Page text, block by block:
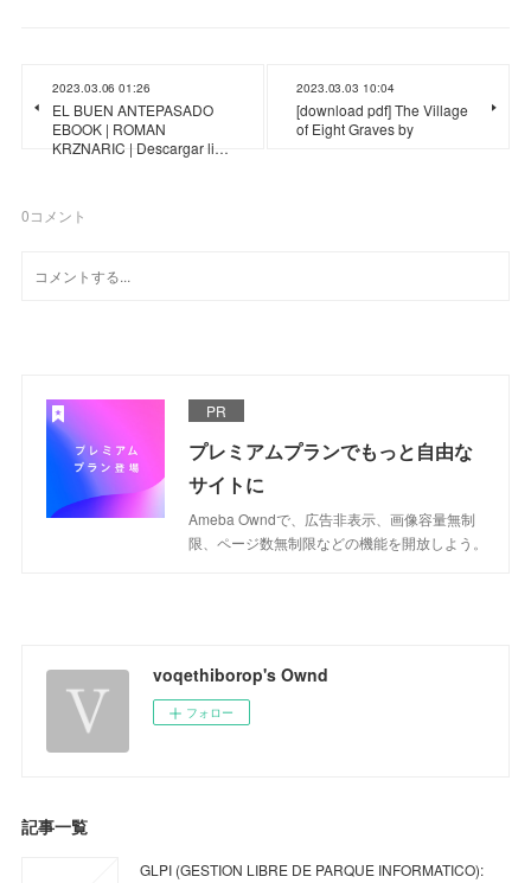
2023.03.06 01:26
EL BUEN ANTEPASADO
EBOOK | ROMAN
KRZNARIC | Descargar li…
2023.03.03 10:04
[download pdf] The Village
of Eight Graves by
0コメント
PR
プレミアムプランでもっと自由な
サイトに
Ameba Owndで、広告非表示、画像容量無制
限、ページ数無制限などの機能を開放しよう。
voqethiborop's Ownd
フォロー
記事一覧
GLPI (GESTION LIBRE DE PARQUE INFORMATICO):